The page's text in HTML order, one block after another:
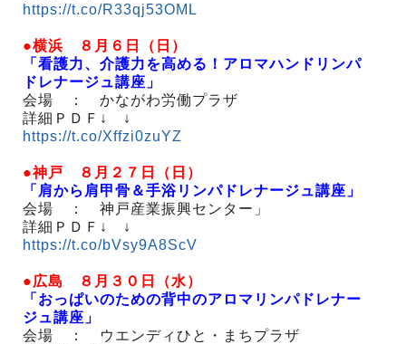
https://t.co/R33qj53OML
●横浜 ８月６日（日）
「看護力、介護力を高める！アロマハンドリンパ
ドレナージュ講座」
会場 ： かながわ労働プラザ
詳細ＰＤＦ↓ ↓
https://t.co/Xffzi0zuYZ
●神戸 ８月２７日（日）
「肩から肩甲骨＆手浴リンパドレナージュ講座」
会場 ： 神戸産業振興センター」
詳細ＰＤＦ↓ ↓
https://t.co/bVsy9A8ScV
●広島 ８月３０日（水）
「おっぱいのための背中のアロマリンパドレナー
ジュ講座」
会場 ： ウエンディひと・まちプラザ